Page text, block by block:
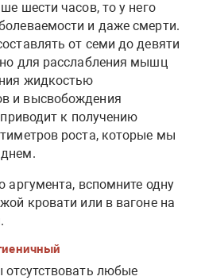
шести часов, то у него
и даже смерти.
от семи до девяти
для расслабления мышц
жидкостью
и высвобождения
к получению
роста, которые мы
аргумента, вспомните одну
кровати или в вагоне на
любые